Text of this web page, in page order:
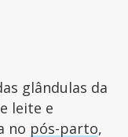
glândulas da
leite e
no pós-parto,